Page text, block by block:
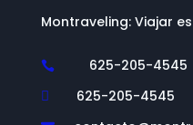
Montraveling: Viajar
 625-205-4545
 625-205-4545